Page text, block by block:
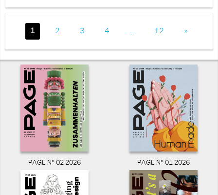
1 2 3 4 12 »
PAGE N° 02 2026 PAGE N° 01 2026